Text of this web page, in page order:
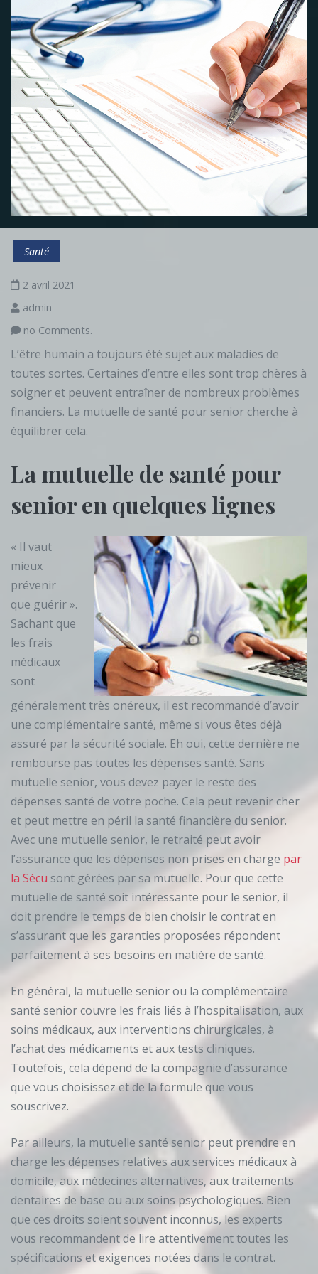
Santé
2 avril 2021
admin
no Comments.
L’être humain a toujours été sujet aux maladies de
toutes sortes. Certaines d’entre elles sont trop chères à
soigner et peuvent entraîner de nombreux problèmes
financiers. La mutuelle de santé pour senior cherche à
équilibrer cela.
La mutuelle de santé pour
senior en quelques lignes
« Il vaut
mieux
prévenir
que guérir ».
Sachant que
les frais
médicaux
sont
généralement très onéreux, il est recommandé d’avoir
une complémentaire santé, même si vous êtes déjà
assuré par la sécurité sociale. Eh oui, cette dernière ne
rembourse pas toutes les dépenses santé. Sans
mutuelle senior, vous devez payer le reste des
dépenses santé de votre poche. Cela peut revenir cher
et peut mettre en péril la santé financière du senior.
Avec une mutuelle senior, le retraité peut avoir
l’assurance que les dépenses non prises en charge par
la Sécu sont gérées par sa mutuelle. Pour que cette
mutuelle de santé soit intéressante pour le senior, il
doit prendre le temps de bien choisir le contrat en
s’assurant que les garanties proposées répondent
parfaitement à ses besoins en matière de santé.
En général, la mutuelle senior ou la complémentaire
santé senior couvre les frais liés à l’hospitalisation, aux
soins médicaux, aux interventions chirurgicales, à
l’achat des médicaments et aux tests cliniques.
Toutefois, cela dépend de la compagnie d’assurance
que vous choisissez et de la formule que vous
souscrivez.
Par ailleurs, la mutuelle santé senior peut prendre en
charge les dépenses relatives aux services médicaux à
domicile, aux médecines alternatives, aux traitements
dentaires de base ou aux soins psychologiques. Bien
que ces droits soient souvent inconnus, les experts
vous recommandent de lire attentivement toutes les
spécifications et exigences notées dans le contrat.